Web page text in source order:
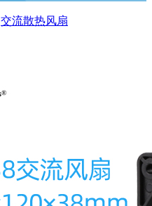
交流散热风扇